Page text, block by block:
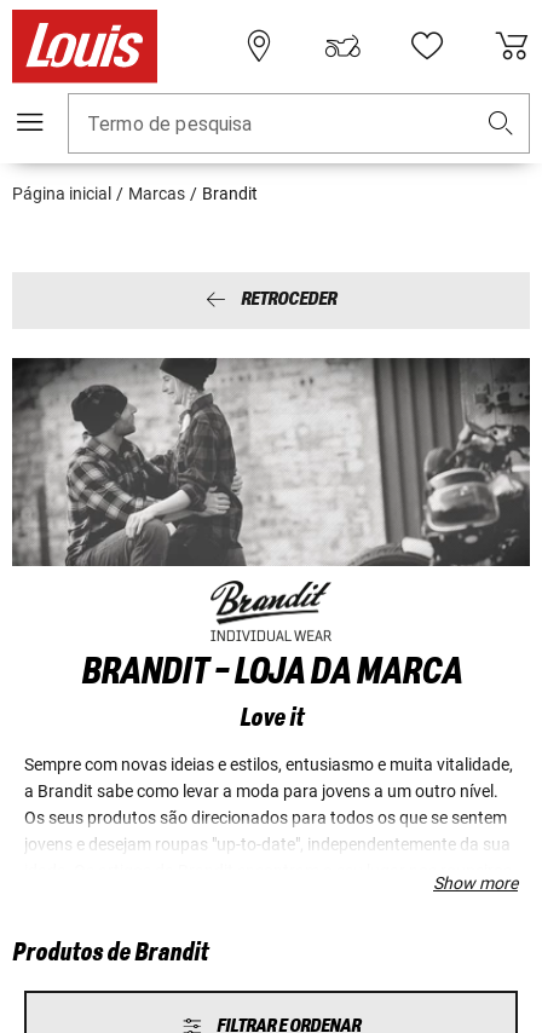
Termo de pesquisa
Página inicial Marcas Brandit
RETROCEDER
BRANDIT - LOJA DA MARCA
Love it
Sempre com novas ideias e estilos, entusiasmo e muita vitalidade,
a Brandit sabe como levar a moda para jovens a um outro nível.
Os seus produtos são direcionados para todos os que se sentem
jovens e desejam roupas "up-to-date", independentemente da sua
idade. Os artigos da Brandit encontram o seu lugar nos roupeiros
orientados para a moda, bem como na categoria "vestuário
Show more
Produtos de Brandit
FILTRAR E ORDENAR